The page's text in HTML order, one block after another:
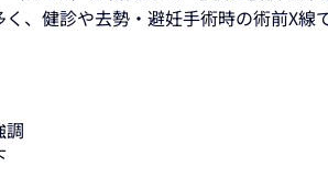
、健診や去勢・避妊手術時の術前X線
調